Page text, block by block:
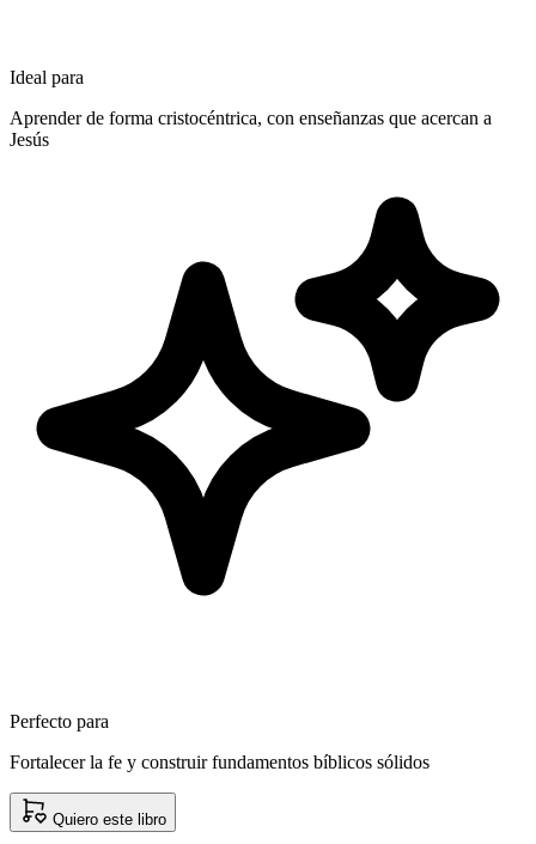
Ideal para
Aprender de forma cristocéntrica, con enseñanzas que acercan a
Jesús
Perfecto para
Fortalecer la fe y construir fundamentos bíblicos sólidos
Quiero este libro